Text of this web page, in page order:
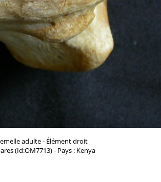
adulte - Élément droit
(Id:OM7713) - Pays : Kenya